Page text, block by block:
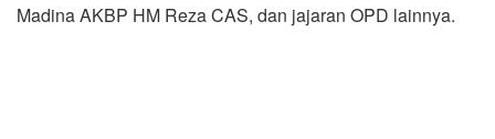
Madina AKBP HM Reza CAS, dan jajaran OPD lainnya.